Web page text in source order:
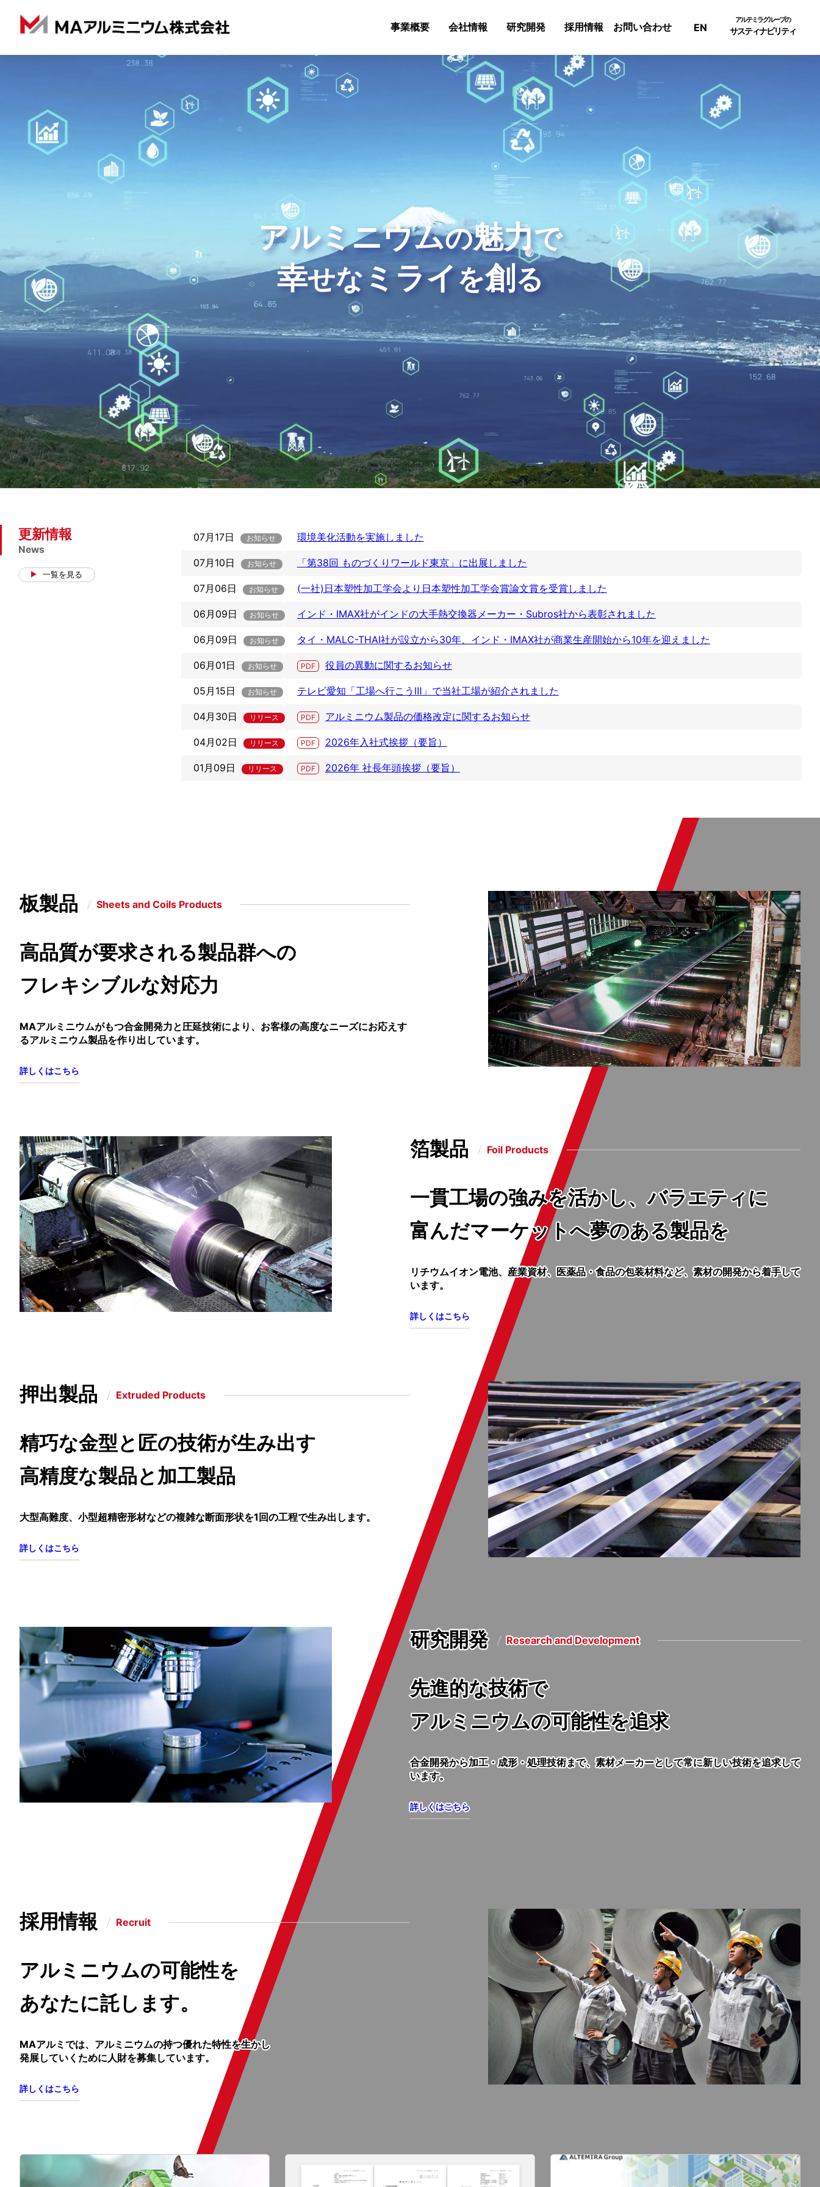
事業概要 会社情報 研究開発 採用情報 お問い合わせ EN
アルテミラグループの
サスティナビリティ
アルミニウムの魅力で
幸せなミライを創る
更新情報
News
一覧を見る
07月17日 環境美化活動を実施しました
07月10日 「第38回 ものづくりワールド東京」に出展しました
07月06日 (一社)日本塑性加工学会より日本塑性加工学会賞論文賞を受賞しました
06月09日 インド・IMAX社がインドの大手熱交換器メーカー・Subros社から表彰されました
06月09日 タイ・MALC-THAI社が設立から30年、インド・IMAX社が商業生産開始から10年を迎えました
06月01日 役員の異動に関するお知らせ
05月15日 テレビ愛知「工場へ行こうⅢ」で当社工場が紹介されました
04月30日 アルミニウム製品の価格改定に関するお知らせ
04月02日 2026年入社式挨拶（要旨）
01月09日 2026年 社長年頭挨拶（要旨）
板製品 Sheets and Coils Products
高品質が要求される製品群への
フレキシブルな対応力
MAアルミニウムがもつ合金開発力と圧延技術により、お客様の高度なニーズにお応えす
るアルミニウム製品を作り出しています。
詳しくはこちら
箔製品 Foil Products
一貫工場の強みを活かし、バラエティに
富んだマーケットへ夢のある製品を
リチウムイオン電池、産業資材、医薬品・食品の包装材料など、素材の開発から着手して
います。
詳しくはこちら
押出製品 Extruded Products
精巧な金型と匠の技術が生み出す
高精度な製品と加工製品
大型高難度、小型超精密形材などの複雑な断面形状を1回の工程で生み出します。
詳しくはこちら
研究開発 Research and Development
先進的な技術で
アルミニウムの可能性を追求
合金開発から加工・成形・処理技術まで、素材メーカーとして常に新しい技術を追求して
います。
詳しくはこちら
採用情報 Recruit
アルミニウムの可能性を
あなたに託します。
MAアルミでは、アルミニウムの持つ優れた特性を生かし
発展していくために人財を募集しています。
詳しくはこちら